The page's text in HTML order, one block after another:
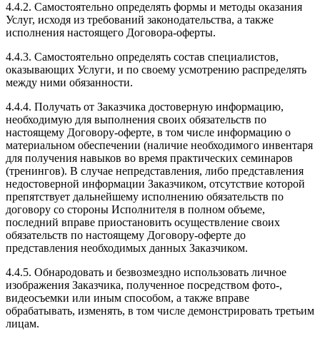
4.4.2. Самостоятельно определять формы и методы оказания
Услуг, исходя из требований законодательства, а также
исполнения настоящего Договора-оферты.
4.4.3. Самостоятельно определять состав специалистов,
оказывающих Услуги, и по своему усмотрению распределять
между ними обязанности.
4.4.4. Получать от Заказчика достоверную информацию,
необходимую для выполнения своих обязательств по
настоящему Договору-оферте, в том числе информацию о
материальном обеспечении (наличие необходимого инвентаря
для получения навыков во время практических семинаров
(тренингов). В случае непредставления, либо представления
недостоверной информации Заказчиком, отсутствие которой
препятствует дальнейшему исполнению обязательств по
договору со стороны Исполнителя в полном объеме,
последний вправе приостановить осуществление своих
обязательств по настоящему Договору-оферте до
представления необходимых данных Заказчиком.
4.4.5. Обнародовать и безвозмездно использовать личное
изображения Заказчика, полученное посредством фото-,
видеосъемки или иным способом, а также вправе
обрабатывать, изменять, в том числе демонстрировать третьим
лицам.